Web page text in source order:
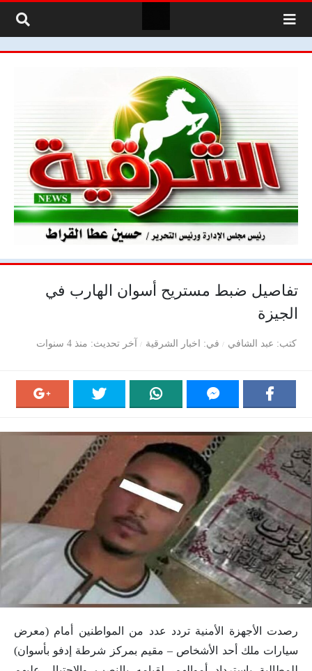
تفاصيل ضبط مستريح أسوان الهارب في
الجيزة
كتب عبد الشافي في اخبار الشرقية آخر تحديث منذ 4 سنوات
رصدت الأجهزة الأمنية تردد عدد من المواطنين أمام (معرض
سيارات ملك أحد الأشخاص – مقيم بمركز شرطة إدفو بأسوان)